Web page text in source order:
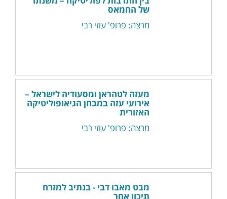
של החמאס
מרצה: פרופ' עוזי רבי
מעזה לטהראן ומסעודיה לישראל –
אירועי עזה במבחן הגיאופוליטיקה
האזורית
מרצה: פרופ' עוזי רבי
מבט מאבו דבי - בנתיב למזרח
תיכון אחר